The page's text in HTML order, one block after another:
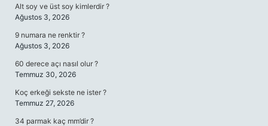
Alt soy ve üst soy kimlerdir ?
Ağustos 3, 2026
9 numara ne renktir ?
Ağustos 3, 2026
60 derece açı nasıl olur ?
Temmuz 30, 2026
Koç erkeği sekste ne ister ?
Temmuz 27, 2026
34 parmak kaç mm’dir ?